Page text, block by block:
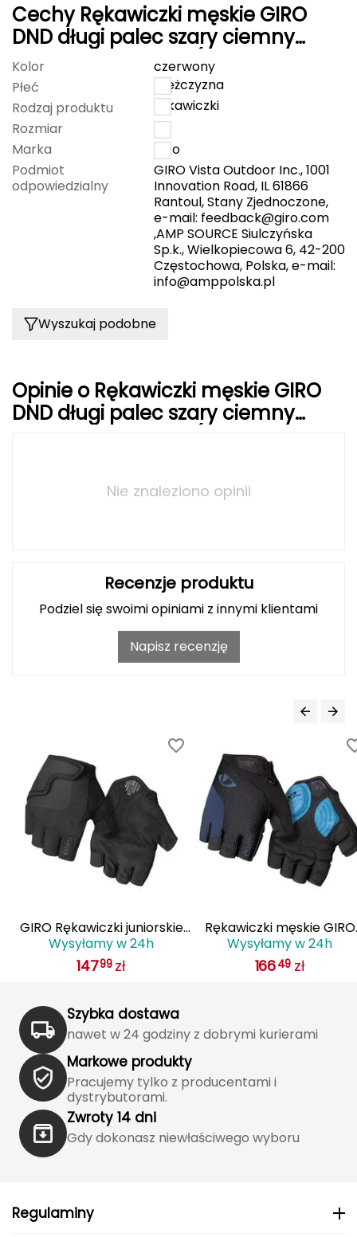
Gear Aid
Gerber
Giant Dragon
Gilmonte
Grand Trunk
H
HAGLÖFS
INNY
Icebreaker
Icestorm
K
KILLTEC
KONG
Karpos
Cechy Rękawiczki męskie GIRO
DND długi palec szary ciemny
czerwony czarny S (obwód dłoni
178-203 mm / dł. dłoni 175-180
mm)
Kolor
czerwony
Płeć
mężczyzna
Rodzaj produktu
rękawiczki
Rozmiar
Marka
Giro
Podmiot
odpowiedzialny
GIRO Vista Outdoor Inc., 1001
Innovation Road, IL 61866
Rantoul, Stany Zjednoczone,
e-mail: feedback@giro.com
,AMP SOURCE Siulczyńska
Sp.k., Wielkopiecowa 6, 42-200
Częstochowa, Polska, e-mail:
info@amppolska.pl
Wyszukaj podobne
Opinie o Rękawiczki męskie GIRO
DND długi palec szary ciemny
Nie znaleziono opinii
Recenzje produktu
Podziel się swoimi opiniami z innymi klientami
Napisz recenzję
GIRO Rękawiczki juniorskie
BRAVO JR czarny
Wysyłamy w 24h
14799 zł
Rękawiczki męskie GIRO
STRADEDURE SGEL krótki
palec midnight niebieski
Wysyłamy w 24h
16649 zł
Szybka dostawa
nawet w 24 godziny z dobrymi kurierami
Markowe produkty
Pracujemy tylko z producentami i
dystrybutorami.
Zwroty 14 dni
Gdy dokonasz niewłaściwego wyboru
Regulaminy